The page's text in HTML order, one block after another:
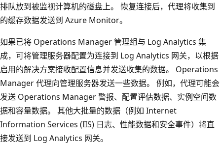
排队放到被监视计算机的磁盘上。 恢复连接后，代理将收集到
的缓存数据发送到 Azure Monitor。
如果已将 Operations Manager 管理组与 Log Analytics 集
成，可将管理服务器配置为连接到 Log Analytics 网关，以根据
启用的解决方案接收配置信息并发送收集的数据。 Operations
Manager 代理向管理服务器发送一些数据。 例如，代理可能会
发送 Operations Manager 警报、配置评估数据、实例空间数
据和容量数据。 其他大批量的数据（例如 Internet
Information Services (IIS) 日志、性能数据和安全事件）将直
接发送到 Log Analytics 网关。